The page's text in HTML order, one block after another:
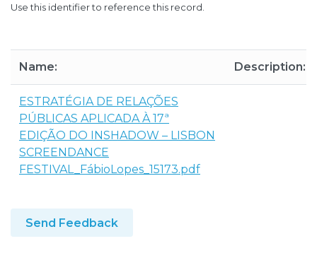
Use this identifier to reference this record.
Name: Description:
ESTRATÉGIA DE RELAÇÕES
PÚBLICAS APLICADA À 17ª
EDIÇÃO DO INSHADOW – LISBON
SCREENDANCE
FESTIVAL_FábioLopes_15173.pdf
Send Feedback